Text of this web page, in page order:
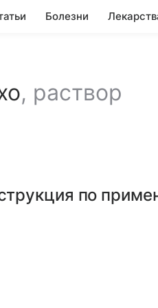
Болезни
, раствор
по